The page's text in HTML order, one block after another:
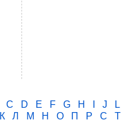
C D E F G H J
L
К Л М Н О П Р С Т